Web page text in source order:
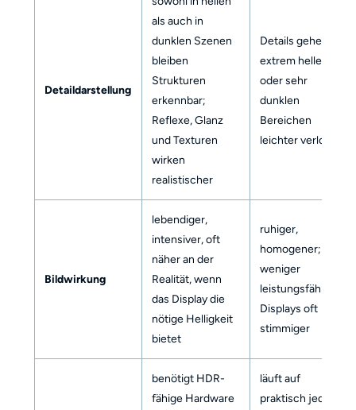
Detaildarstellung
als auch in
dunklen Szenen
bleiben
Strukturen
erkennbar;
Reflexe, Glanz
und Texturen
wirken
realistischer
Details gehen in
extrem hellen
oder sehr
dunklen
Bereichen
leichter verloren
Bildwirkung
lebendiger,
intensiver, oft
näher an der
Realität, wenn
das Display die
nötige Helligkeit
bietet
ruhiger,
homogener; auf
weniger
leistungsfähigen
Displays oft
stimmiger
benötigt HDR-
fähige Hardware
läuft auf
praktisch jedem